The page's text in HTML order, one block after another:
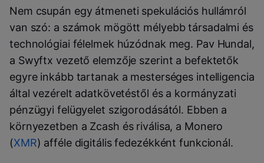
Nem csupán egy átmeneti spekulációs hullámról
van szó: a számok mögött mélyebb társadalmi és
technológiai félelmek húzódnak meg. Pav Hundal,
a Swyftx vezető elemzője szerint a befektetők
egyre inkább tartanak a mesterséges intelligencia
által vezérelt adatkövetéstől és a kormányzati
pénzügyi felügyelet szigorodásától. Ebben a
környezetben a Zcash és riválisa, a Monero
(XMR) afféle digitális fedezékként funkcionál.